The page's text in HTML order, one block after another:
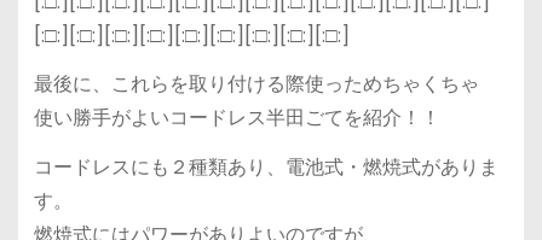
[:□:][:□:][:□:][:□:][:□:][:□:][:□:][:□:][:□:]
最後に、これらを取り付ける際使っためちゃくちゃ
使い勝手がよいコードレス半田ごてを紹介！！
コードレスにも２種類あり、電池式・燃焼式がありま
す。